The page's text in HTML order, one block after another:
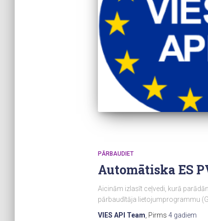
PĀRBAUDIET
Automātiska ES
Aicinām izlasīt ceļvedi, kurā
pārbaudītāja lietojumprogrammu
VIES API Team , Pirms 4 gadiem